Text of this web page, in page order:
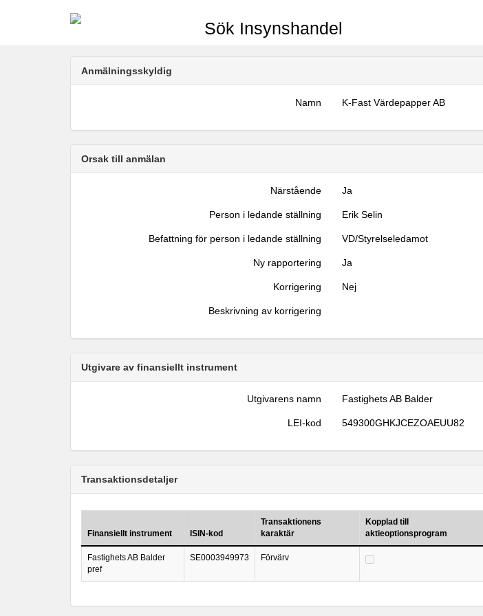
Sök Insynshandel
Anmälningsskyldig
Namn K-Fast Värdepapper AB
Orsak till anmälan
Närstående Ja
Person i ledande ställning Erik Selin
Befattning för person i ledande ställning VD/Styrelseledamot
Ny rapportering Ja
Korrigering Nej
Beskrivning av korrigering
Utgivare av finansiellt instrument
Utgivarens namn Fastighets AB Balder
LEI-kod 549300GHKJCEZOAEUU82
Transaktionsdetaljer
Finansiellt instrument ISIN-kod
Transaktionens
karaktär
Kopplad till
aktieoptionsprogram
Fastighets AB Balder
pref
SE0003949973 Förvärv